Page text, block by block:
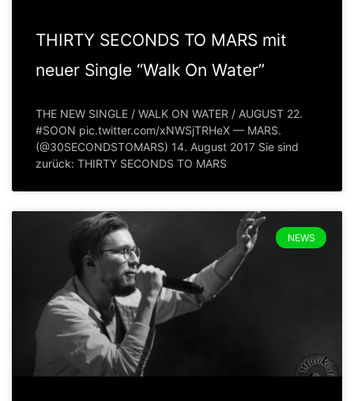
THIRTY SECONDS TO MARS mit
neuer Single “Walk On Water”
THE NEW SINGLE / WALK ON WATER / AUGUST 22.
#SOON pic.twitter.com/xNWSjTRHeX — MARS.
(@30SECONDSTOMARS) 14. August 2017 Sie sind
zurück: THIRTY SECONDS TO MARS
NEWS